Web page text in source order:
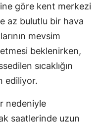
göre kent merkezi
az bulutlu bir hava
mevsim
beklenirken,
sıcaklığın
ediliyor.
nedeniyle
saatlerinde uzun